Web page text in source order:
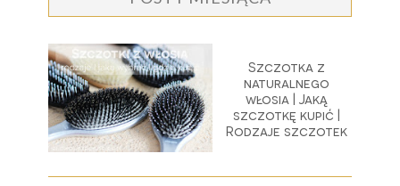
Szczotka z
naturalnego
włosia | Jaką
szczotkę kupić |
Rodzaje szczotek